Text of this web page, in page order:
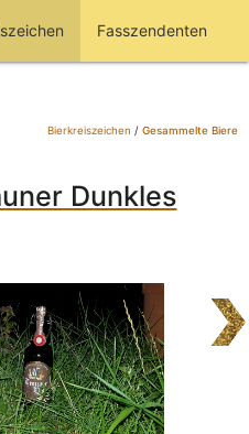
Fasszendenten
Bierkreiszeichen / Gesammelte Biere
Dunkles